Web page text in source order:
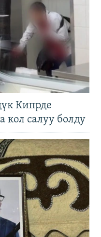
Кипрде
кол салуу болду